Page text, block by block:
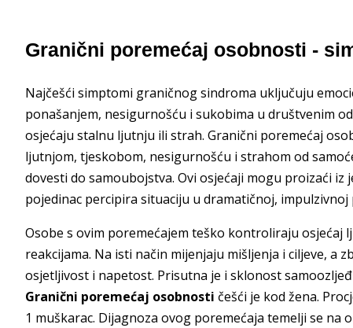
Granični poremećaj osobnosti -
Najčešći simptomi graničnog sindroma uključuju
ponašanjem, nesigurnošću i sukobima u društvenim
osjećaju stalnu ljutnju ili strah. Granični poremećaj
ljutnjom, tjeskobom, nesigurnošću i strahom od
dovesti do samoubojstva. Ovi osjećaji mogu proizaći
pojedinac percipira situaciju u dramatičnoj, impulzivnoj
Osobe s ovim poremećajem teško kontroliraju
reakcijama. Na isti način mijenjaju mišljenja i ciljeve, a
osjetljivost i napetost. Prisutna je i sklonost
Granični poremećaj osobnosti češći je kod žena.
1 muškarac. Dijagnoza ovog poremećaja temelji se